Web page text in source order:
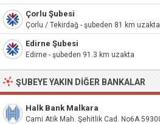
Çorlu Şubesi
Çorlu / Tekirdağ - şubeden 81 km uzakta
Edirne Şubesi
Edirne - şubeden 91.3 km uzakta
ŞUBEYE YAKIN DIĞER BANKALAR
Halk Bank Malkara
Cami Atik Mah. Şehitlik Cad. No6A